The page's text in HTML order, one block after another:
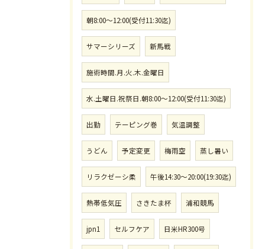
朝8:00〜12:00(受付11:30迄)
サマーシリーズ 新馬戦
施術時間.月.火.木.金曜日
水.土曜日.祝祭日.朝8:00〜12:00(受付11:30迄)
出勤 テーピング巻 気温調整
うどん 予定変更 梅雨空 蒸し暑い
リラクゼーシ柔 午後14:30〜20:00(19:30迄)
熱帯低気圧 さきたま杯 浦和競馬
jpn1 セルフケア 日米HR300号